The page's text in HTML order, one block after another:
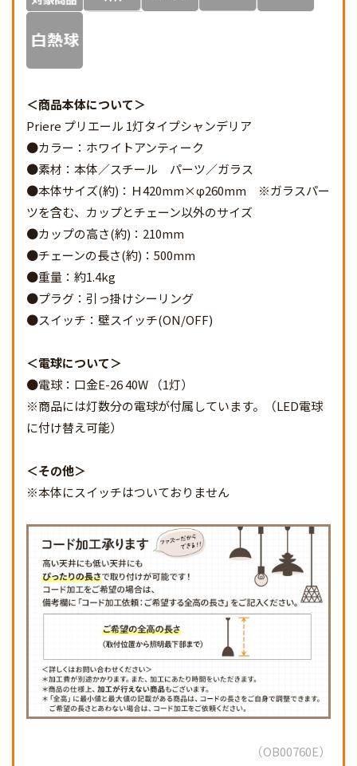
商品本体について
Priere プリエール 1灯タイプシャンデリア
●カラー：ホワイトアンティーク
●素材：本体／スチール パーツ／ガラス
●本体サイズ(約)：Ｈ420mm×φ260mm ※ガラスパー
ツを含む、カップとチェーン以外のサイズ
●カップの高さ(約)：210mm
●チェーンの長さ(約)：500mm
●重量：約1.4kg
●プラグ：引っ掛けシーリング
●スイッチ：壁スイッチ(ON/OFF)
電球について
●電球：口金E-26 40W （1灯）
※商品には灯数分の電球が付属しています。（LED電球
に付け替え可能）
その他
※本体にスイッチはついておりません
OB00760E